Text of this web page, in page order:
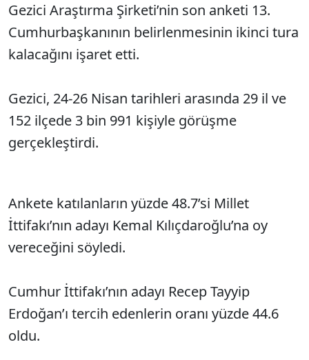
Gezici Araştırma Şirketi’nin son anketi 13.
Cumhurbaşkanının belirlenmesinin ikinci tura
kalacağını işaret etti.
Gezici, 24-26 Nisan tarihleri arasında 29 il ve
152 ilçede 3 bin 991 kişiyle görüşme
gerçekleştirdi.
Ankete katılanların yüzde 48.7’si Millet
İttifakı’nın adayı Kemal Kılıçdaroğlu’na oy
vereceğini söyledi.
Cumhur İttifakı’nın adayı Recep Tayyip
Erdoğan’ı tercih edenlerin oranı yüzde 44.6
oldu.